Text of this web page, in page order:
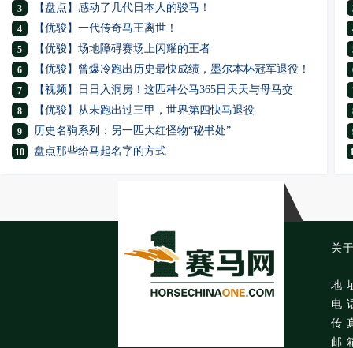
3 【盘点】感动了几代日本人的骏马！
4 【优骏】一代传奇马王离世！
5 【优骏】场地障碍赛场上闪耀的王者
6 【优骏】曾爆冷跑出历史最快成绩，墨尔本杯冠军退役！
7 【视频】日日入洞房！这匹种公马365日天天与母马交
8 【优骏】从未跑出过三甲，世界第四快马退役
9 历史名驹系列：另一匹大红怪物“秘书处”
10 盘点那些给马起名字的方式
关
地
电
传
邮